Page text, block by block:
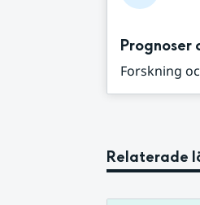
Prognoser
Forskning
Relaterade